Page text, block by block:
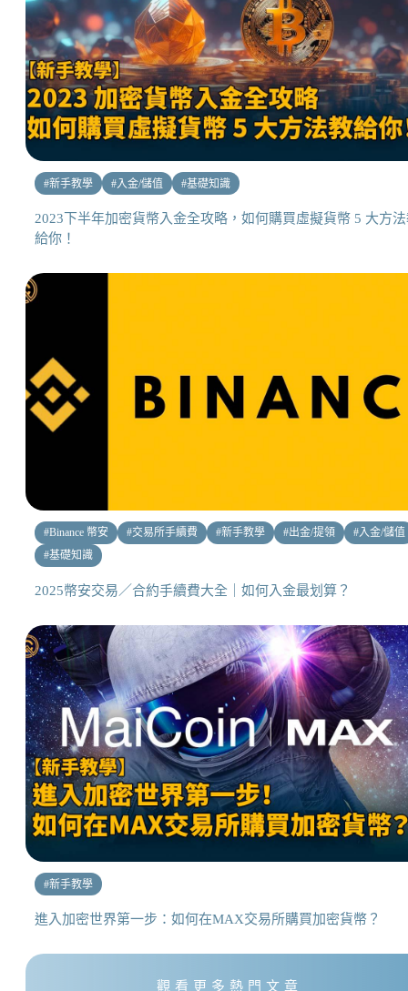
#新手教學 #入金/儲值 #基礎知識
2023下半年加密貨幣入金全攻略，如何購買虛擬貨幣 5 大方
給你！
#Binance 幣安 #交易所手續費 #新手教學 #出金/提領 #入金/儲值
#基礎知識
2025幣安交易／合約手續費大全｜如何入金最划算？
#新手教學
進入加密世界第一步：如何在MAX交易所購買加密貨幣？
觀看更多熱門文章